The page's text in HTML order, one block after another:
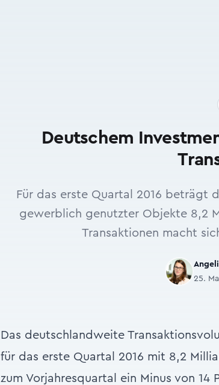
Deutschem
Für das erste Quartal 2016 beträgt
gewerblich genutzter Objekte 8,2
Transaktionen macht
25.
Das deutschlandweite
für das erste Quartal 2016 mit 8,2
zum Vorjahresquartal ein Minus von